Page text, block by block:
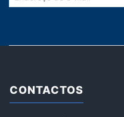
CONTACTOS